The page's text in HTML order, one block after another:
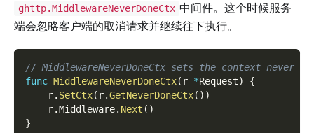
ghttp.MiddlewareNeverDoneCtx 中间件。这个时候服务
端会忽略客户端的取消请求并继续往下执行。
// MiddlewareNeverDoneCtx sets the context never
func MiddlewareNeverDoneCtx( r *Request)
{
    r
. SetCtx( r.GetNeverDoneCtx( ) )
    r
.Middleware. Next ( )
}